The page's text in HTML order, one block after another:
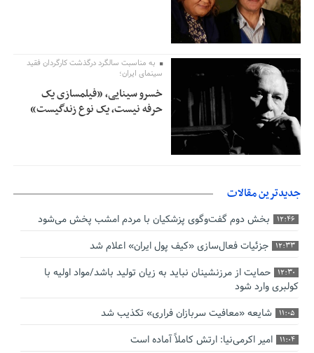
به مناسبت سالگرد درگذشت کارگردان فقید
سینمای ایران؛
خسرو سینایی، «فیلمسازی یک
حرفه نیست، یک نوع زندگیست»
جدیدترین مقالات
12:46 بخش دوم گفت‌وگوی پزشکیان با مردم امشب پخش می‌شود
12:33 جزئیات فعال‌سازی «کیف پول ایران» اعلام شد
12:30
حمایت از مرزنشینان نباید به زیان تولید باشد/مواد اولیه با
کولبری وارد شود
11:05 شایعه «معافیت سربازان فراری» تکذیب شد
11:04 امیر اکرمی‌نیا: ارتش کاملاً آماده است